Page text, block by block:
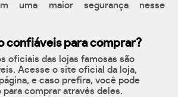
uma maior segurança nesse
confiáveis para comprar?
oficiais das lojas famosas são
Acesse o site oficial da loja,
e caso prefira, você pode
para comprar através deles.